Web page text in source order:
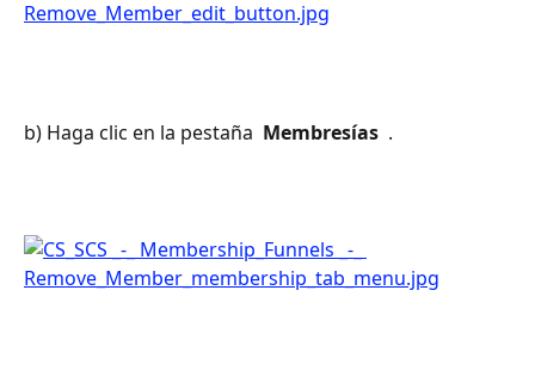
b) Haga clic en la pestaña Membresías .